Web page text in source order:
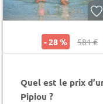
- 28 % 581 €
Quel est le prix
Pipiou ?